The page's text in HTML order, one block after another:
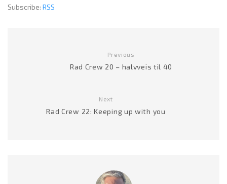
Subscribe: RSS
Previous
Rad Crew 20 – halvveis til 40
Next
Rad Crew 22: Keeping up with you